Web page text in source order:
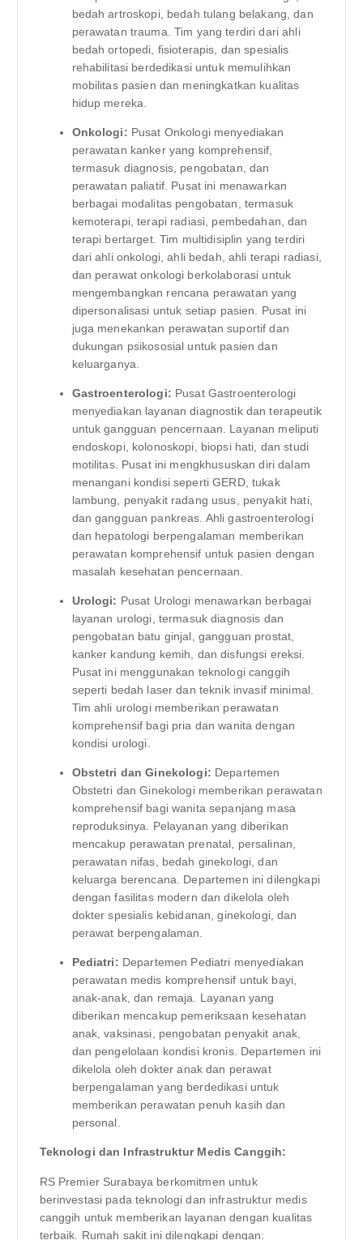
bedah artroskopi, bedah tulang belakang, dan
perawatan trauma. Tim yang terdiri dari ahli
bedah ortopedi, fisioterapis, dan spesialis
rehabilitasi berdedikasi untuk memulihkan
mobilitas pasien dan meningkatkan kualitas
hidup mereka.
Onkologi: Pusat Onkologi menyediakan
perawatan kanker yang komprehensif,
termasuk diagnosis, pengobatan, dan
perawatan paliatif. Pusat ini menawarkan
berbagai modalitas pengobatan, termasuk
kemoterapi, terapi radiasi, pembedahan, dan
terapi bertarget. Tim multidisiplin yang terdiri
dari ahli onkologi, ahli bedah, ahli terapi radiasi,
dan perawat onkologi berkolaborasi untuk
mengembangkan rencana perawatan yang
dipersonalisasi untuk setiap pasien. Pusat ini
juga menekankan perawatan suportif dan
dukungan psikososial untuk pasien dan
keluarganya.
Gastroenterologi: Pusat Gastroenterologi
menyediakan layanan diagnostik dan terapeutik
untuk gangguan pencernaan. Layanan meliputi
endoskopi, kolonoskopi, biopsi hati, dan studi
motilitas. Pusat ini mengkhususkan diri dalam
menangani kondisi seperti GERD, tukak
lambung, penyakit radang usus, penyakit hati,
dan gangguan pankreas. Ahli gastroenterologi
dan hepatologi berpengalaman memberikan
perawatan komprehensif untuk pasien dengan
masalah kesehatan pencernaan.
Urologi: Pusat Urologi menawarkan berbagai
layanan urologi, termasuk diagnosis dan
pengobatan batu ginjal, gangguan prostat,
kanker kandung kemih, dan disfungsi ereksi.
Pusat ini menggunakan teknologi canggih
seperti bedah laser dan teknik invasif minimal.
Tim ahli urologi memberikan perawatan
komprehensif bagi pria dan wanita dengan
kondisi urologi.
Obstetri dan Ginekologi: Departemen
Obstetri dan Ginekologi memberikan perawatan
komprehensif bagi wanita sepanjang masa
reproduksinya. Pelayanan yang diberikan
mencakup perawatan prenatal, persalinan,
perawatan nifas, bedah ginekologi, dan
keluarga berencana. Departemen ini dilengkapi
dengan fasilitas modern dan dikelola oleh
dokter spesialis kebidanan, ginekologi, dan
perawat berpengalaman.
Pediatri: Departemen Pediatri menyediakan
perawatan medis komprehensif untuk bayi,
anak-anak, dan remaja. Layanan yang
diberikan mencakup pemeriksaan kesehatan
anak, vaksinasi, pengobatan penyakit anak,
dan pengelolaan kondisi kronis. Departemen ini
dikelola oleh dokter anak dan perawat
berpengalaman yang berdedikasi untuk
memberikan perawatan penuh kasih dan
personal.
Teknologi dan Infrastruktur Medis Canggih:
RS Premier Surabaya berkomitmen untuk
berinvestasi pada teknologi dan infrastruktur medis
canggih untuk memberikan layanan dengan kualitas
terbaik. Rumah sakit ini dilengkapi dengan: